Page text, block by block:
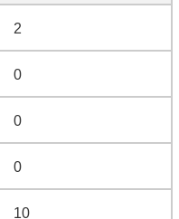
2
0
0
0
10